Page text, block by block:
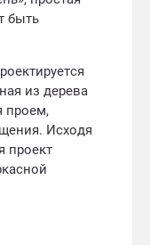
быть
из дерева
проем,
Исходя
проект